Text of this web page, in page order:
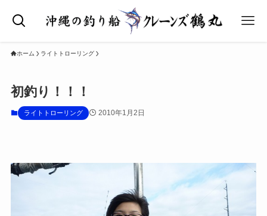
ホーム ライトトローリング
初釣り！！！
ライトトローリング 2010年1月2日